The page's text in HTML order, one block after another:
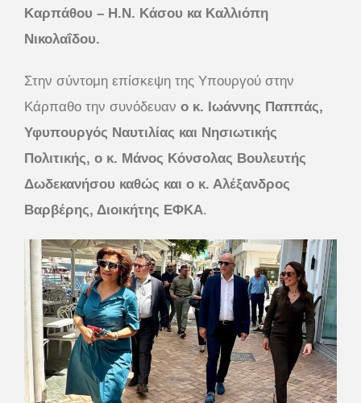
Καρπάθου – Η.Ν. Κάσου κα Καλλιόπη
Νικολαΐδου.
Στην σύντομη επίσκεψη της Υπουργού στην
Κάρπαθο την συνόδευαν ο κ. Ιωάννης Παππάς,
Υφυπουργός Ναυτιλίας και Νησιωτικής
Πολιτικής, ο κ. Μάνος Κόνσολας Βουλευτής
Δωδεκανήσου καθώς και ο κ. Αλέξανδρος
Βαρβέρης, Διοικήτης ΕΦΚΑ.